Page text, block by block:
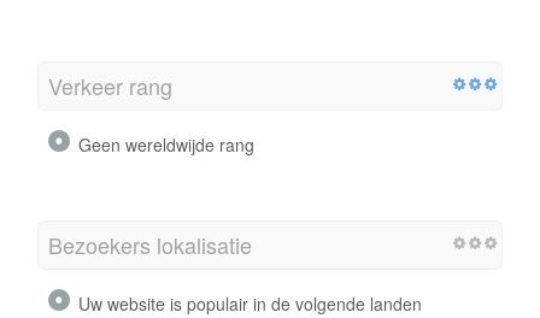
Verkeer rang
Geen wereldwijde rang
Bezoekers lokalisatie
Uw website is populair in de volgende landen